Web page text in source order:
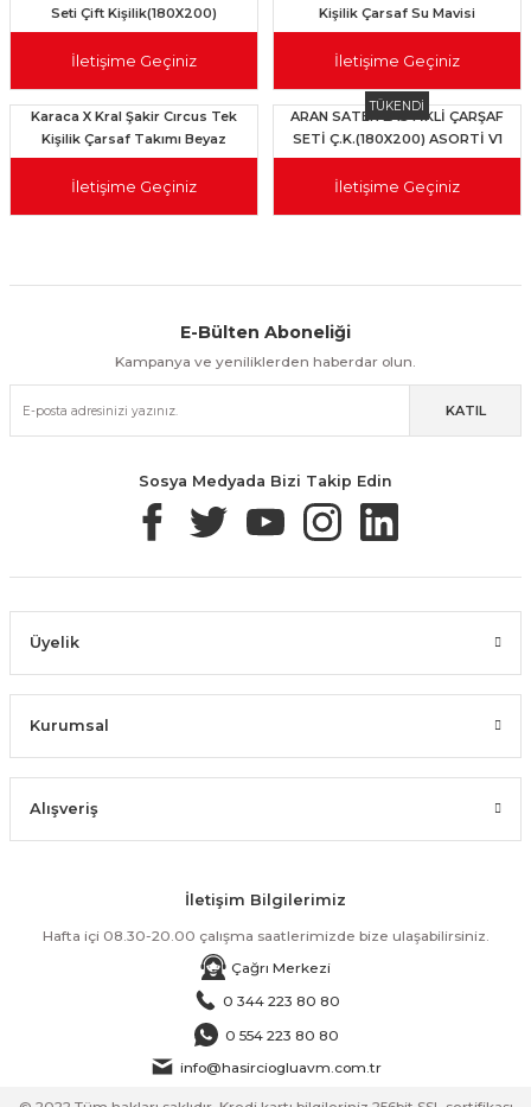
Seti Çift Kişilik(180X200)
İletişime Geçiniz
Kişilik Çarsaf Su Mavisi
İletişime Geçiniz
Karaca X Kral Şakir Cırcus Tek
Kişilik Çarsaf Takımı Beyaz
İletişime Geçiniz
TÜKENDİ
ARAN SATEN LASTİKLİ ÇARŞAF
SETİ Ç.K.(180X200) ASORTİ V1
İletişime Geçiniz
Kolay İade & Değişim Güvenli Alışveriş
Güvenli Paketleme Taksit / Havale İle Alışveriş Kolay İade & Değişim
E-Bülten Aboneliği
Kampanya ve yeniliklerden haberdar olun.
KATIL
Sosya Medyada Bizi Takip Edin
Üyelik
Kurumsal
Alışveriş
İletişim Bilgilerimiz
Hafta içi 08.30-20.00 çalışma saatlerimizde bize ulaşabilirsiniz.
Çağrı Merkezi
0 344 223 80 80
0 554 223 80 80
info@hasirciogluavm.com.tr